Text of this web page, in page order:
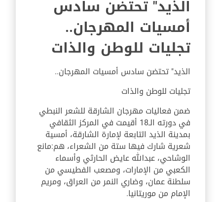
الذيد" تحتضن سادس
أمسيات المهرجان..
تجليات للوطن والذات
الذيد" تحتضن سادس أمسيات المهرجان..
تجليات للوطن والذات
ضمن فعاليات مهرجان الشارقة للشعر النبطي
في دورته الـ18 أقيمت في المركز الثقافي
بمدينة الذيد التابعة لإمارة الشارقة، أمسية
شعرية شارك فيها ستة من الشعراء، هم:مانع
الوشاحي، عبدالله عايض الحارثي وأسماء
الكعبي من الإمارات، ومصعب الفطيسي من
سلطنة عمان، وضاري النمر من العراق، ومريم
الإمام من موريتانيا.